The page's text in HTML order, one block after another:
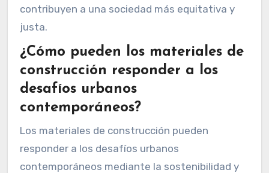
contribuyen a una sociedad más equitativa y
justa.
¿Cómo pueden los materiales de
construcción responder a los
desafíos urbanos
contemporáneos?
Los materiales de construcción pueden
responder a los desafíos urbanos
contemporáneos mediante la sostenibilidad y